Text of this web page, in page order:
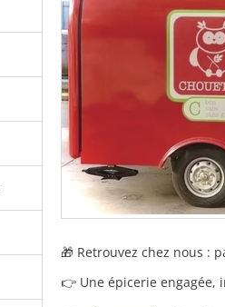
🎁 Retrouvez chez nous :
👉 Une épicerie engagée,